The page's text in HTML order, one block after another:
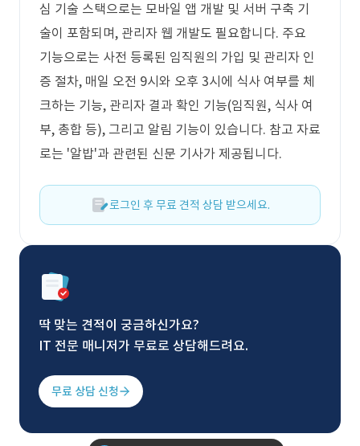
심 기술 스택으로는 모바일 앱 개발 및 서버 구축 기
술이 포함되며, 관리자 웹 개발도 필요합니다. 주요
기능으로는 사전 등록된 임직원의 가입 및 관리자 인
증 절차, 매일 오전 9시와 오후 3시에 식사 여부를 체
크하는 기능, 관리자 결과 확인 기능(임직원, 식사 여
부, 총합 등), 그리고 알림 기능이 있습니다. 참고 자료
로는 '알밥'과 관련된 신문 기사가 제공됩니다.
로그인 후 무료 견적 상담 받으세요.
딱 맞는 견적이 궁금하신가요?
IT 전문 매니저가 무료로 상담해드려요.
무료 상담 신청